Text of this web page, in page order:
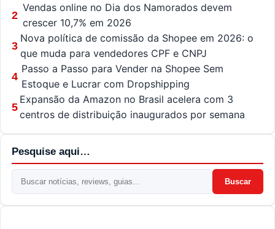
2
Vendas online no Dia dos Namorados devem
crescer 10,7% em 2026
3
Nova política de comissão da Shopee em 2026: o
que muda para vendedores CPF e CNPJ
4
Passo a Passo para Vender na Shopee Sem
Estoque e Lucrar com Dropshipping
5
Expansão da Amazon no Brasil acelera com 3
centros de distribuição inaugurados por semana
Pesquise aqui…
Buscar